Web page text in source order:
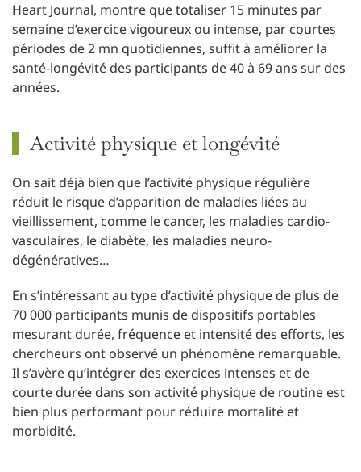
Heart Journal, montre que totaliser 15 minutes par
semaine d’exercice vigoureux ou intense, par courtes
périodes de 2 mn quotidiennes, suffit à améliorer la
santé-longévité des participants de 40 à 69 ans sur des
années.
Activité physique et longévité
On sait déjà bien que l’activité physique régulière
réduit le risque d’apparition de maladies liées au
vieillissement, comme le cancer, les maladies cardio-
vasculaires, le diabète, les maladies neuro-
dégénératives…
En s’intéressant au type d’activité physique de plus de
70 000 participants munis de dispositifs portables
mesurant durée, fréquence et intensité des efforts, les
chercheurs ont observé un phénomène remarquable.
Il s’avère qu’intégrer des exercices intenses et de
courte durée dans son activité physique de routine est
bien plus performant pour réduire mortalité et
morbidité.